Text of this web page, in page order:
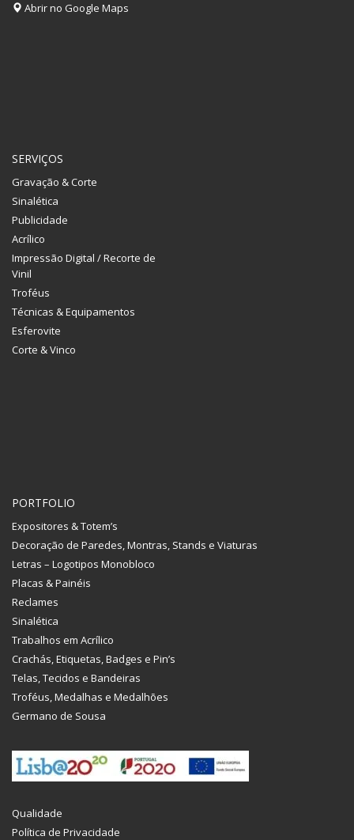
Abrir no Google Maps
SERVIÇOS
Gravação & Corte
Sinalética
Publicidade
Acrílico
Impressão Digital / Recorte de
Vinil
Troféus
Técnicas & Equipamentos
Esferovite
Corte & Vinco
PORTFOLIO
Expositores & Totem’s
Decoração de Paredes, Montras, Stands e Viaturas
Letras – Logotipos Monobloco
Placas & Painéis
Reclames
Sinalética
Trabalhos em Acrílico
Crachás, Etiquetas, Badges e Pin’s
Telas, Tecidos e Bandeiras
Troféus, Medalhas e Medalhões
Germano de Sousa
Qualidade
Política de Privacidade